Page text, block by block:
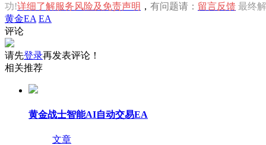
功!详细了解服务风险及免责声明 ， 有问题请： 留言反馈 最终
黄金EA EA
评论
请先登录再发表评论！
相关推荐
黄金战士智能AI自动交易EA
文章